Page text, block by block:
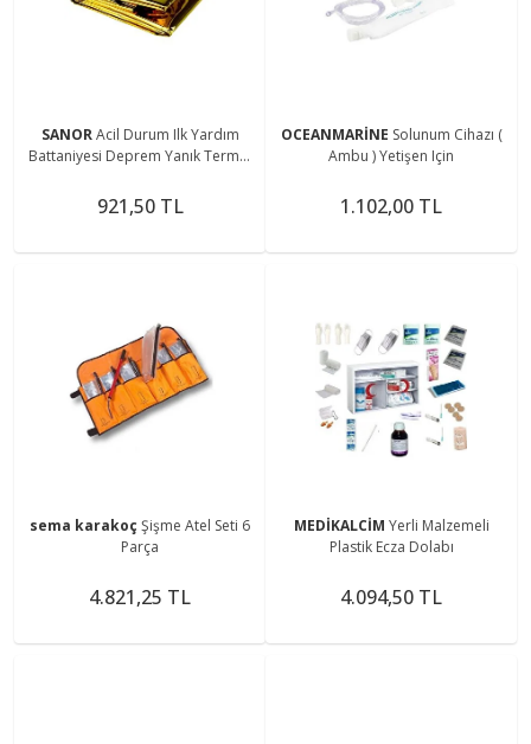
SANORAcil Durum Ilk Yardım
Battaniyesi Deprem Yanık Termal
Koruma Su Geçirmez
921,50 TL
OCEANMARİNE Solunum Cihazı (
Ambu ) Yetişen Için
1.102,00 TL
sema karakoç Şişme Atel Seti 6
Parça
4.821,25 TL
MEDİKALCİM Yerli Malzemeli
Plastik Ecza Dolabı
4.094,50 TL